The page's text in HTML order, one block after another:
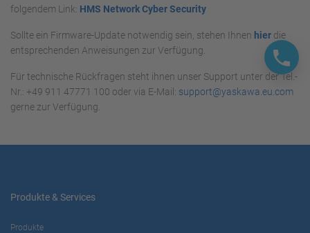
folgendem Link: HMS Network Cyber Security
Sollte ein Firmware-Update notwendig sein, stehen Ihnen hier die
entsprechenden Anweisungen zur Verfügung.
Für technische Rückfragen steht ihnen unser Support unter der Tel.-
Nr.: +49 911 47771 100 oder via E-Mail: support@yaskawa.eu.com
gerne zur Verfügung.
Produkte & Services
Produkte